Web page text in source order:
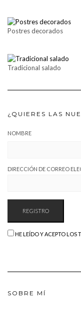
Postres decorados
Tradicional salado
¿QUIERES LAS
NOMBRE
DIRECCIÓN DE CORREO
HE LEÍDO Y ACEPTO LOS
SOBRE MÍ